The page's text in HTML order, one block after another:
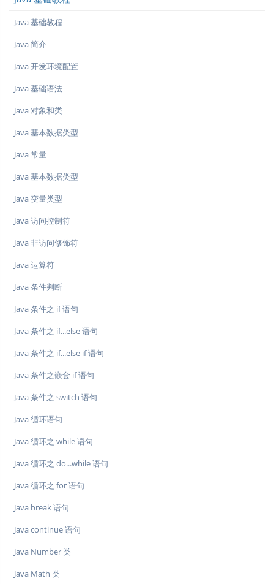
Java 基础教程
Java 简介
Java 开发环境配置
Java 基础语法
Java 对象和类
Java 基本数据类型
Java 常量
Java 基本数据类型
Java 变量类型
Java 访问控制符
Java 非访问修饰符
Java 运算符
Java 条件判断
Java 条件之 if 语句
Java 条件之 if...else 语句
Java 条件之 if...else if 语句
Java 条件之嵌套 if 语句
Java 条件之 switch 语句
Java 循环语句
Java 循环之 while 语句
Java 循环之 do...while 语句
Java 循环之 for 语句
Java break 语句
Java continue 语句
Java Number 类
Java Math 类